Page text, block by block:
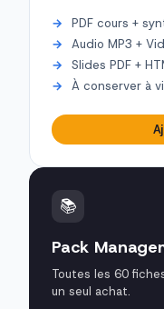
PDF cours +
Audio MP3 +
Slides PDF +
À conserver à
📚
Pack
Toutes les 60
un seul achat.